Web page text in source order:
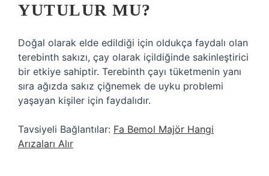
YUTULUR MU?
Doğal olarak elde edildiği için oldukça faydalı olan
terebinth sakızı, çay olarak içildiğinde sakinleştirici
bir etkiye sahiptir. Terebinth çayı tüketmenin yanı
sıra ağızda sakız çiğnemek de uyku problemi
yaşayan kişiler için faydalıdır.
Tavsiyeli Bağlantılar: Fa Bemol Majör Hangi
Arızaları Alır